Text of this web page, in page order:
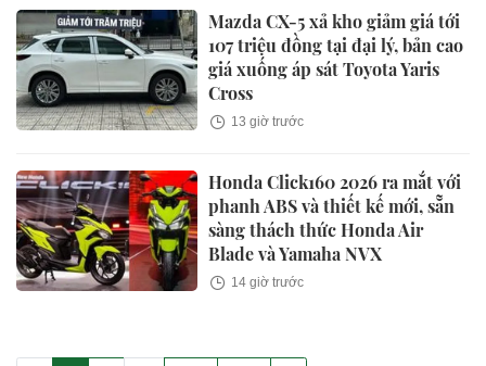
Mazda CX-5 xả kho giảm giá tới
107 triệu đồng tại đại lý, bản cao
giá xuống áp sát Toyota Yaris
Cross
13 giờ trước
Honda Click160 2026 ra mắt với
phanh ABS và thiết kế mới, sẵn
sàng thách thức Honda Air
Blade và Yamaha NVX
14 giờ trước